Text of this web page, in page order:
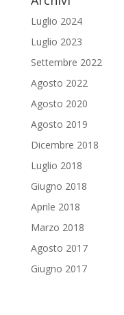
Luglio 2024
Luglio 2023
Settembre 2022
Agosto 2022
Agosto 2020
Agosto 2019
Dicembre 2018
Luglio 2018
Giugno 2018
Aprile 2018
Marzo 2018
Agosto 2017
Giugno 2017